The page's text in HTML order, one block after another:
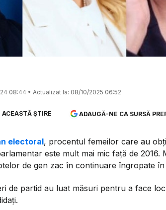
08:44 • Actualizat la: 08/10/2025 06:52
ȘTIRE ADAUGĂ-NE CA SURSĂ
electoral, procentul femeilor care au
este mult mai mic față de
de gen zac în continuare îngropate în
de partid au luat măsuri pentru a face